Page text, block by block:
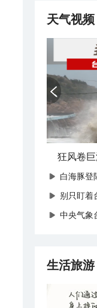
天气视频
白海豚登
别只盯着
中央气象